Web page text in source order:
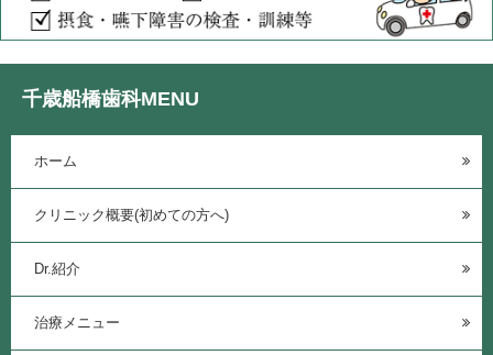
千歳船橋歯科MENU
ホーム
クリニック概要(初めての方へ)
Dr.紹介
治療メニュー